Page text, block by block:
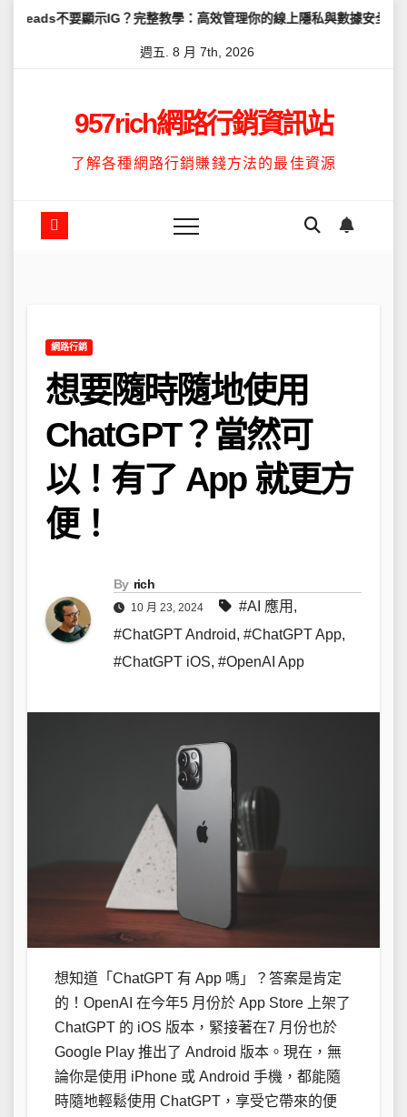
IG？完整教學：高效管理你的線上隱私與數據安全 怎麼讓
週五. 8 月 7th, 2026
957rich網路行銷資訊站
了解各種網路行銷賺錢方法的最佳資源
網路行銷
想要隨時隨地使用
ChatGPT？當然可
以！有了 App 就更方
便！
By rich
10 月 23, 2024 #AI 應用 ,
#ChatGPT Android, #ChatGPT App,
#ChatGPT iOS, #OpenAI App
想知道「ChatGPT 有 App 嗎」？答案是肯定
的！OpenAI 在今年5 月份於 App Store 上架了
ChatGPT 的 iOS 版本，緊接著在7 月份也於
Google Play 推出了 Android 版本。現在，無
論你是使用 iPhone 或 Android 手機，都能隨
時隨地輕鬆使用 ChatGPT，享受它帶來的便